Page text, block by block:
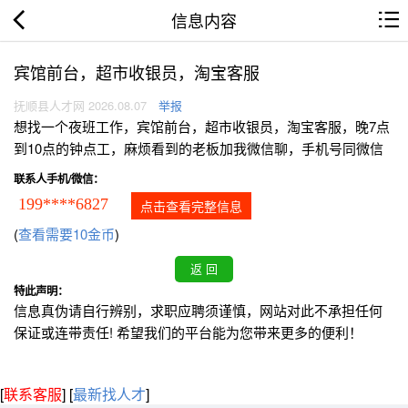
信息内容
宾馆前台，超市收银员，淘宝客服
抚顺县人才网 2026.08.07 举报
想找一个夜班工作，宾馆前台，超市收银员，淘宝客服，晚7点
到10点的钟点工，麻烦看到的老板加我微信聊，手机号同微信
联系人手机/微信：
199****6827 点击查看完整信息
(查看需要10金币)
特此声明：
信息真伪请自行辨别，求职应聘须谨慎，网站对此不承担任何
保证或连带责任! 希望我们的平台能为您带来更多的便利！
[联系客服] [最新找人才]